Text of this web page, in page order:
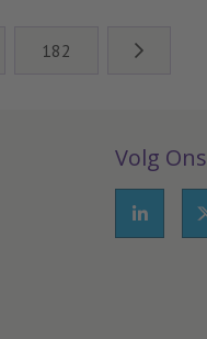
182
Volg Ons